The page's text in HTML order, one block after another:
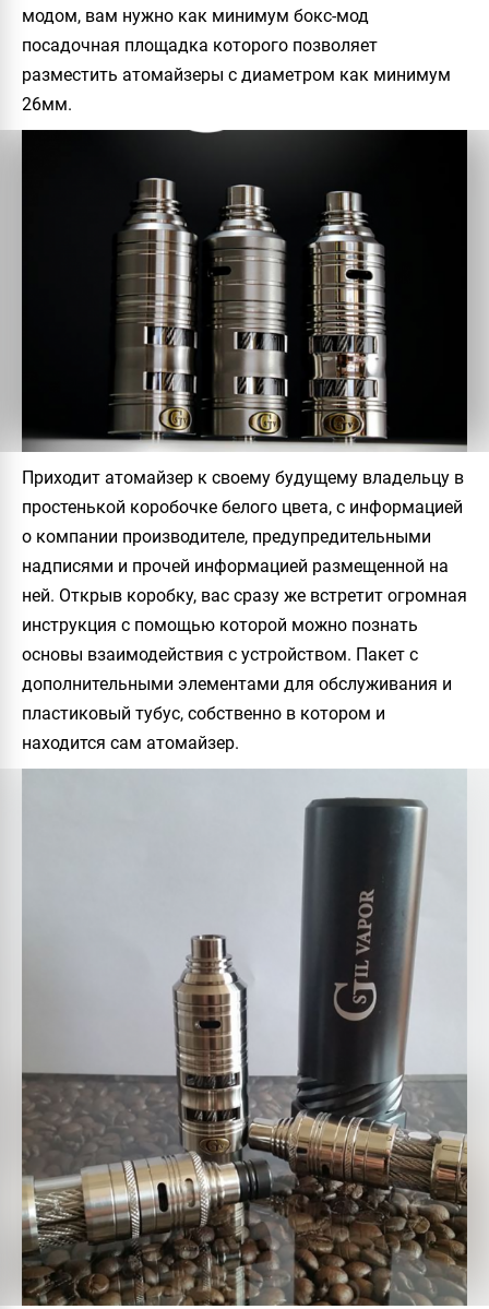
модом, вам нужно как минимум бокс-мод
посадочная площадка которого позволяет
разместить атомайзеры с диаметром как минимум
26мм.
Приходит атомайзер к своему будущему владельцу в
простенькой коробочке белого цвета, с информацией
о компании производителе, предупредительными
надписями и прочей информацией размещенной на
ней. Открыв коробку, вас сразу же встретит огромная
инструкция с помощью которой можно познать
основы взаимодействия с устройством. Пакет с
дополнительными элементами для обслуживания и
пластиковый тубус, собственно в котором и
находится сам атомайзер.